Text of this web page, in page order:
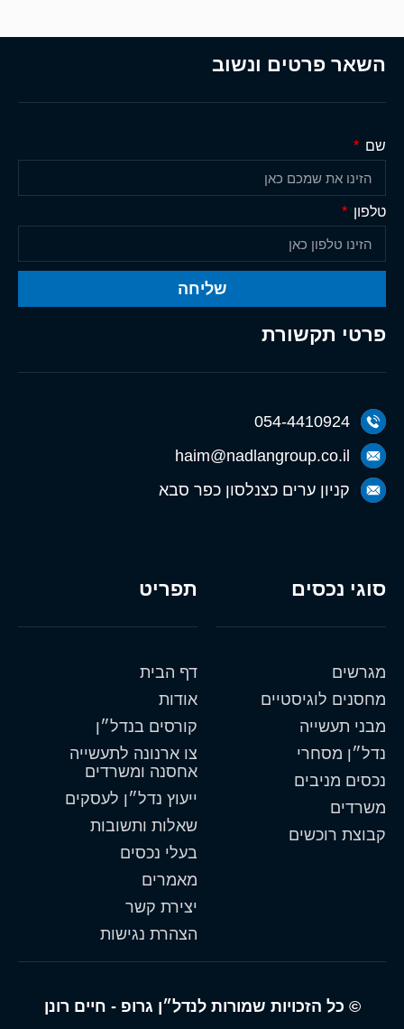
תפריט
דף הבית
אודות
קורסים בנדל״ן
צו ארנונה לתעשייה
אחסנה ומשרדים
ייעוץ נדל״ן לעסקים
שאלות ותשובות
בעלי נכסים
מאמרים
יצירת קשר
הצהרת נגישות
סוגי נכסים
מגרשים
מחסנים לוגיסטיים
מבני תעשייה
נדל״ן מסחרי
נכסים מניבים
משרדים
קבוצת רוכשים
פרטי תקשורת
054-4410924
haim@nadlangroup.co.il
קניון ערים כצנלסון כפר סבא
השאר פרטים ונשוב
שם
טלפון
שליחה
© כל הזכויות שמורות לנדל״ן גרופ - חיים רונן